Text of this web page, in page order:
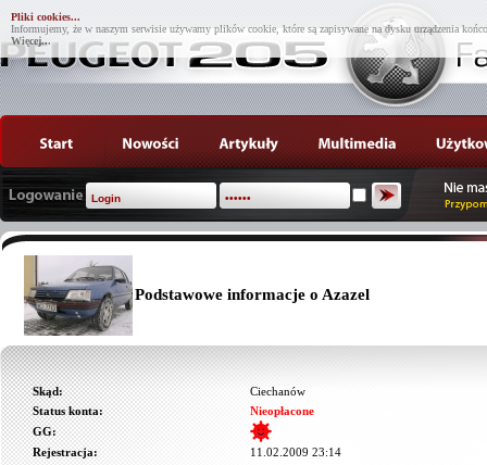
Pliki cookies...
Informujemy, że w naszym serwisie używamy plików cookie, które są zapisywane na dysku urządzenia
Więcej...
Podstawowe informacje o Azazel
Skąd:
Ciechanów
Status konta:
Nieopłacone
GG:
Rejestracja:
11.02.2009 23:14